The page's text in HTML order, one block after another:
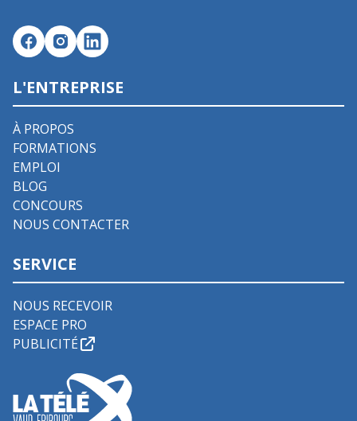
L'ENTREPRISE
À PROPOS
FORMATIONS
EMPLOI
BLOG
CONCOURS
NOUS CONTACTER
SERVICE
NOUS RECEVOIR
ESPACE PRO
PUBLICITÉ